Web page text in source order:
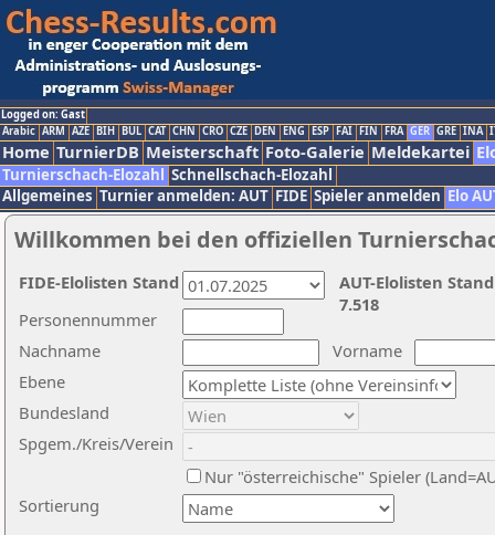
Logged on: Gast
Arabic ARM AZE BIH BUL CAT CHN CRO CZE DEN ENG ESP FAI FIN FRA GER GRE INA
Home TurnierDB Meisterschaft Foto-Galerie Meldekartei
Turnierschach-Elozahl Schnellschach-Elozahl
Allgemeines Turnier anmelden: AUT FIDE Spieler anmelden Elo
Willkommen bei den offiziellen
Nachname
Vorname
Ebene
Sortierung
Personennummer
Bundesland
Spgem./Kreis/Verein
Nur "österreichische" Spieler
AUT-Elolisten
7.518
FIDE-Elolisten Stand